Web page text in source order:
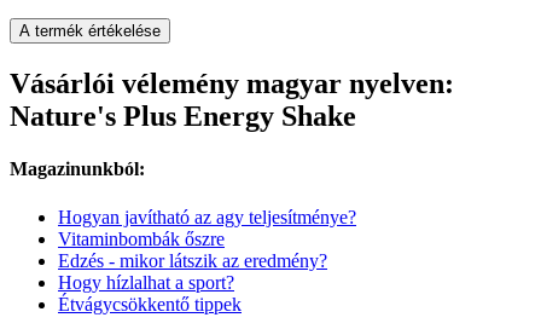
A termék értékelése
Vásárlói vélemény magyar nyelven:
Nature's Plus Energy Shake
Magazinunkból:
Hogyan javítható az agy teljesítménye?
Vitaminbombák őszre
Edzés - mikor látszik az eredmény?
Hogy hízlalhat a sport?
Étvágycsökkentő tippek